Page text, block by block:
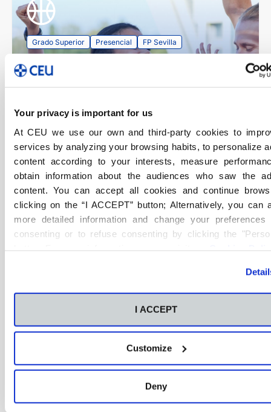
Your privacy is important for us
At CEU we use our own and third-party cookies to
services by analyzing your browsing habits, to personalize
content according to your interests, measure
obtain information about the audiences who saw the
content. You can accept all cookies and continue
clicking on the “I ACCEPT” button; Alternatively, you can
more detailed information and change your preferences
consenting or to refuse consenting by clicking the
I ACCEPT
Customize
Deny
Grado Superior Presencial FP Sevilla
Técnico Superior en Enseñanza y
Animación Sociodeportiva en
Una FP para especializarte en la dinamización y
dirección de actividades físico-deportivas.
Más información
Grado Medio
Técnico en Guía Natural y de